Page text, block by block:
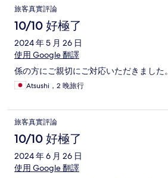
旅客真實評論
10/10 好極了
2024 年 5 月 26 日
使用 Google 翻譯
係の方にご親切にご対応いただきました。
Atsushi，2 晚旅行
旅客真實評論
10/10 好極了
2024 年 6 月 26 日
使用 Google 翻譯